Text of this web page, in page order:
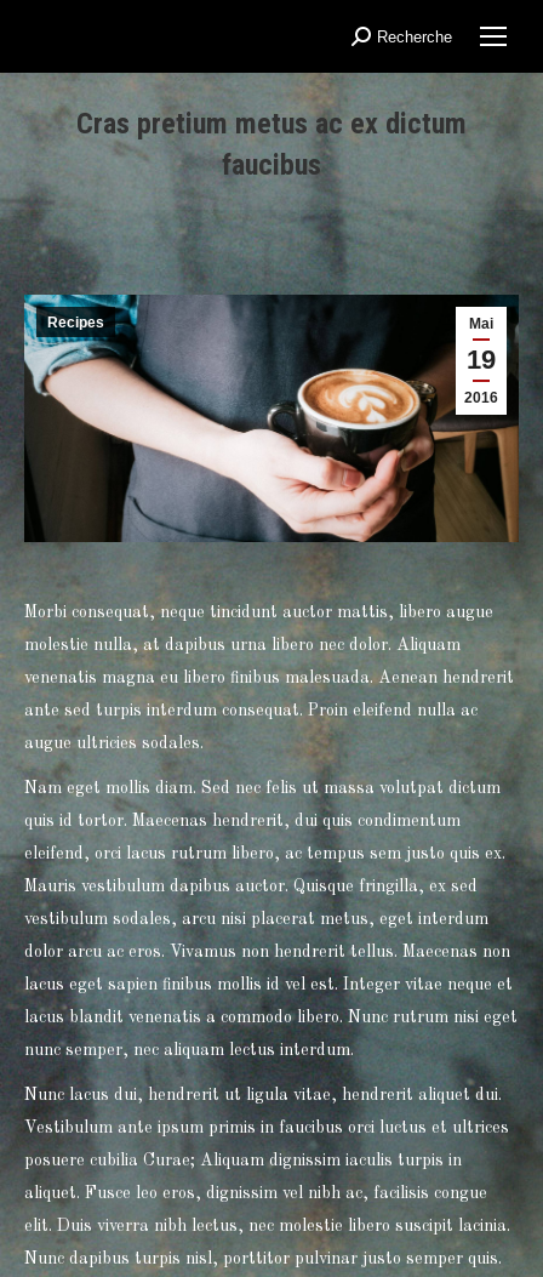
Recherche
:
Recherche
Cras pretium metus ac ex dictum
faucibus
Mai
19
2016
Recipes
Morbi consequat, neque tincidunt auctor mattis, libero augue
molestie nulla, at dapibus urna libero nec dolor. Aliquam
venenatis magna eu libero finibus malesuada. Aenean hendrerit
ante sed turpis interdum consequat. Proin eleifend nulla ac
augue ultricies sodales.
Nam eget mollis diam. Sed nec felis ut massa volutpat dictum
quis id tortor. Maecenas hendrerit, dui quis condimentum
eleifend, orci lacus rutrum libero, ac tempus sem justo quis ex.
Mauris vestibulum dapibus auctor. Quisque fringilla, ex sed
vestibulum sodales, arcu nisi placerat metus, eget interdum
dolor arcu ac eros. Vivamus non hendrerit tellus. Maecenas non
lacus eget sapien finibus mollis id vel est. Integer vitae neque et
lacus blandit venenatis a commodo libero. Nunc rutrum nisi eget
nunc semper, nec aliquam lectus interdum.
Nunc lacus dui, hendrerit ut ligula vitae, hendrerit aliquet dui.
Vestibulum ante ipsum primis in faucibus orci luctus et ultrices
posuere cubilia Curae; Aliquam dignissim iaculis turpis in
aliquet. Fusce leo eros, dignissim vel nibh ac, facilisis congue
elit. Duis viverra nibh lectus, nec molestie libero suscipit lacinia.
Nunc dapibus turpis nisl, porttitor pulvinar justo semper quis.